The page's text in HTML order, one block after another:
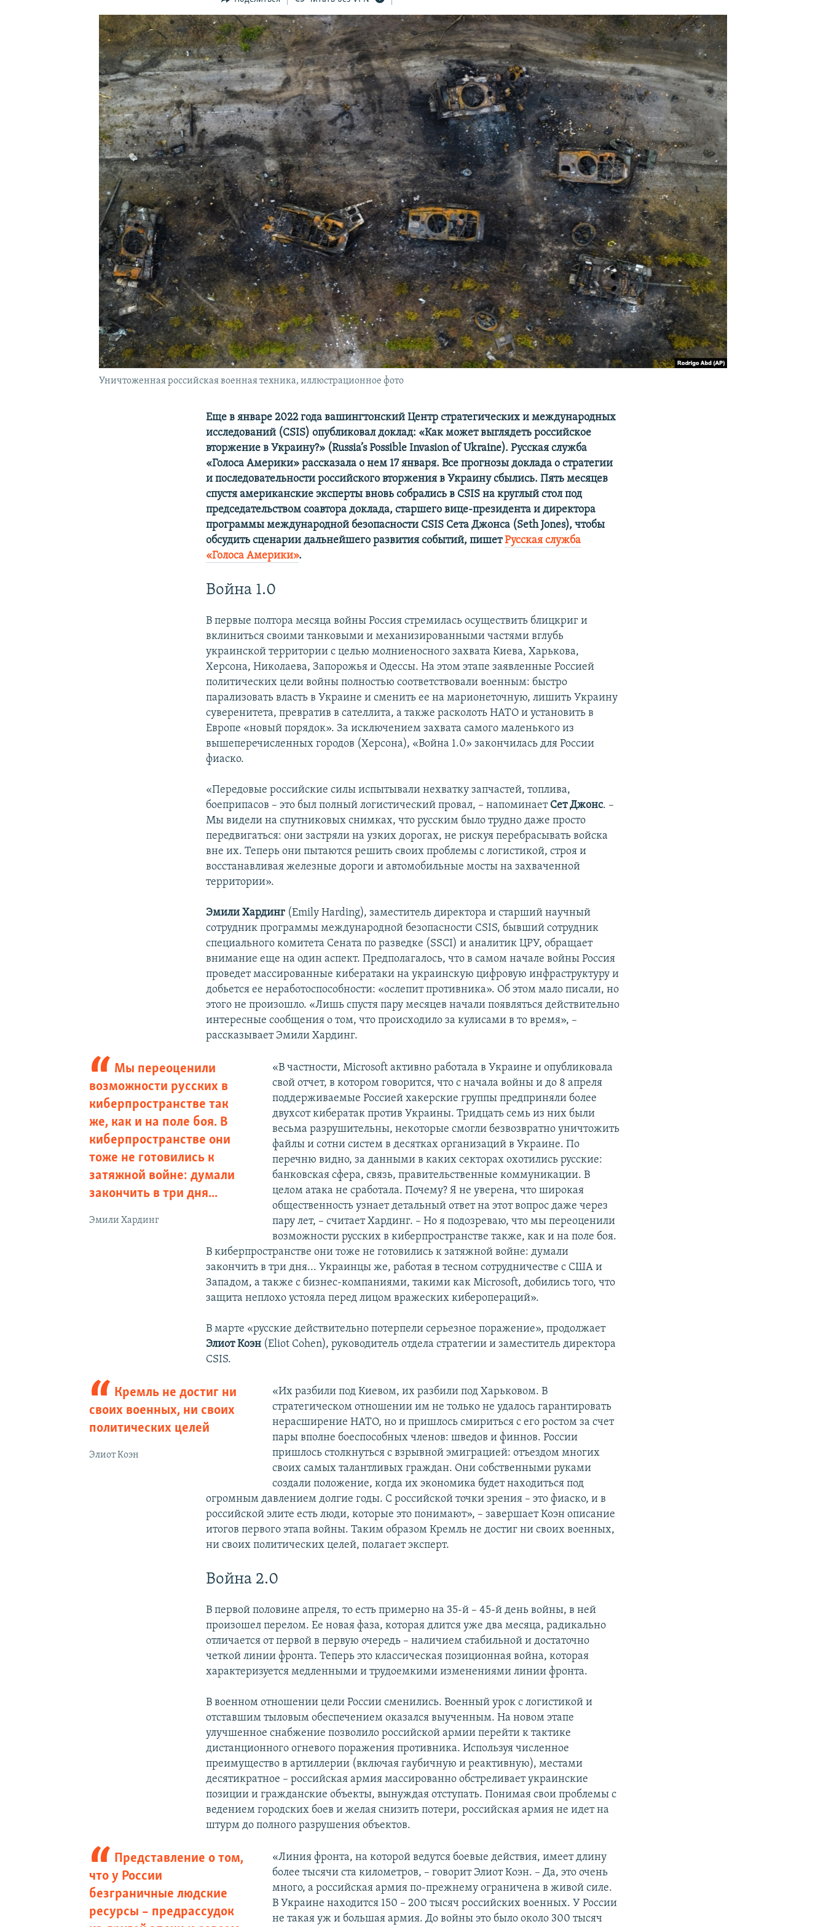
КРЫМ.НЕПОКОРЕННЫЙ
УКРАИНСКАЯ ПРОБЛЕМА КРЫМА
Уничтоженная российская военная техника, иллюстрационное фото
Еще в январе 2022 года вашингтонский Центр стратегических и международных
исследований (CSIS) опубликовал доклад: «Как может выглядеть российское
вторжение в Украину?» (Russia’s Possible Invasion of Ukraine). Русская служба
«Голоса Америки» рассказала о нем 17 января. Все прогнозы доклада о стратегии
и последовательности российского вторжения в Украину сбылись. Пять месяцев
спустя американские эксперты вновь собрались в CSIS на круглый стол под
председательством соавтора доклада, старшего вице-президента и директора
программы международной безопасности CSIS Сета Джонса (Seth Jones), чтобы
обсудить сценарии дальнейшего развития событий, пишетРусская служба
«Голоса Америки».
Война 1.0
В первые полтора месяца войны Россия стремилась осуществить блицкриг и
вклиниться своими танковыми и механизированными частями вглубь
украинской территории с целью молниеносного захвата Киева, Харькова,
Херсона, Николаева, Запорожья и Одессы. На этом этапе заявленные Россией
политических цели войны полностью соответствовали военным: быстро
парализовать власть в Украине и сменить ее на марионеточную, лишить Украину
суверенитета, превратив в сателлита, а также расколоть НАТО и установить в
Европе «новый порядок». За исключением захвата самого маленького из
вышеперечисленных городов (Херсона), «Война 1.0» закончилась для России
фиаско.
«Передовые российские силы испытывали нехватку запчастей, топлива,
боеприпасов – это был полный логистический провал, – напоминает Сет Джонс. –
Мы видели на спутниковых снимках, что русским было трудно даже просто
передвигаться: они застряли на узких дорогах, не рискуя перебрасывать войска
вне их. Теперь они пытаются решить своих проблемы с логистикой, строя и
восстанавливая железные дороги и автомобильные мосты на захваченной
территории».
Эмили Хардинг (Emily Harding), заместитель директора и старший научный
сотрудник программы международной безопасности CSIS, бывший сотрудник
специального комитета Сената по разведке (SSCI) и аналитик ЦРУ, обращает
внимание еще на один аспект. Предполагалось, что в самом начале войны Россия
проведет массированные кибератаки на украинскую цифровую инфраструктуру и
добьется ее неработоспособности: «ослепит противника». Об этом мало писали, но
этого не произошло. «Лишь спустя пару месяцев начали появляться действительно
интересные сообщения о том, что происходило за кулисами в то время», –
рассказывает Эмили Хардинг.
Мы переоценили
возможности русских в
киберпространстве так
же, как и на поле боя. В
киберпространстве они
тоже не готовились к
затяжной войне: думали
закончить в три дня...
Эмили Хардинг
«В частности, Microsoft активно работала в Украине и опубликовала
свой отчет, в котором говорится, что с начала войны и до 8 апреля
поддерживаемые Россией хакерские группы предприняли более
двухсот кибератак против Украины. Тридцать семь из них были
весьма разрушительны, некоторые смогли безвозвратно уничтожить
файлы и сотни систем в десятках организаций в Украине. По
перечню видно, за данными в каких секторах охотились русские:
банковская сфера, связь, правительственные коммуникации. В
целом атака не сработала. Почему? Я не уверена, что широкая
общественность узнает детальный ответ на этот вопрос даже через
пару лет, – считает Хардинг. – Но я подозреваю, что мы переоценили
возможности русских в киберпространстве также, как и на поле боя.
В киберпространстве они тоже не готовились к затяжной войне: думали
закончить в три дня... Украинцы же, работая в тесном сотрудничестве с США и
Западом, а также с бизнес-компаниями, такими как Microsoft, добились того, что
защита неплохо устояла перед лицом вражеских киберопераций».
В марте «русские действительно потерпели серьезное поражение», продолжает
Элиот Коэн (Eliot Cohen), руководитель отдела стратегии и заместитель директора
CSIS.
Кремль не достиг ни
своих военных, ни своих
политических целей
Элиот Коэн
«Их разбили под Киевом, их разбили под Харьковом. В
стратегическом отношении им не только не удалось гарантировать
нерасширение НАТО, но и пришлось смириться с его ростом за счет
пары вполне боеспособных членов: шведов и финнов. России
пришлось столкнуться с взрывной эмиграцией: отъездом многих
своих самых талантливых граждан. Они собственными руками
создали положение, когда их экономика будет находиться под
огромным давлением долгие годы. С российской точки зрения – это фиаско, и в
российской элите есть люди, которые это понимают», – завершает Коэн описание
итогов первого этапа войны. Таким образом Кремль не достиг ни своих военных,
ни своих политических целей, полагает эксперт.
Война 2.0
В первой половине апреля, то есть примерно на 35-й – 45-й день войны, в ней
произошел перелом. Ее новая фаза, которая длится уже два месяца, радикально
отличается от первой в первую очередь – наличием стабильной и достаточно
четкой линии фронта. Теперь это классическая позиционная война, которая
характеризуется медленными и трудоемкими изменениями линии фронта.
В военном отношении цели России сменились. Военный урок с логистикой и
отставшим тыловым обеспечением оказался выученным. На новом этапе
улучшенное снабжение позволило российской армии перейти к тактике
дистанционного огневого поражения противника. Используя численное
преимущество в артиллерии (включая гаубичную и реактивную), местами
десятикратное – российская армия массированно обстреливает украинские
позиции и гражданские объекты, вынуждая отступать. Понимая свои проблемы с
ведением городских боев и желая снизить потери, российская армия не идет на
штурм до полного разрушения объектов.
Представление о том,
что у России
безграничные людские
ресурсы – предрассудок
«Линия фронта, на которой ведутся боевые действия, имеет длину
более тысячи ста километров, – говорит Элиот Коэн. – Да, это очень
много, а российская армия по-прежнему ограничена в живой силе.
В Украине находится 150 – 200 тысяч российских военных. У России
не такая уж и большая армия. До войны это было около 300 тысяч